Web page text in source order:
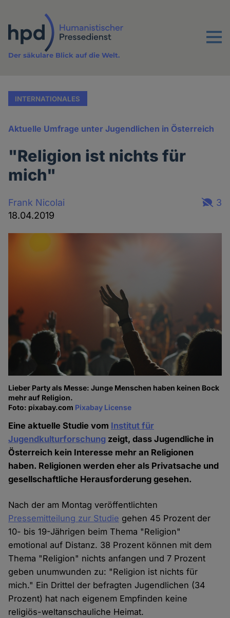
Inhalt
Menu
Der säkulare Blick auf die Welt.
INTERNATIONALES
Aktuelle Umfrage unter Jugendlichen in Österreich
"Religion ist nichts für
mich"
Frank Nicolai
18.04.2019
3
Lieber Party als Messe: Junge Menschen haben keinen Bock
mehr auf Religion.
Foto: pixabay.com Pixabay License
Eine aktuelle Studie vom Institut für
Jugendkulturforschung zeigt, dass Jugendliche in
Österreich kein Interesse mehr an Religionen
haben. Religionen werden eher als Privatsache und
gesellschaftliche Herausforderung gesehen.
Nach der am Montag veröffentlichten
Pressemitteilung zur Studie gehen 45 Prozent der
10- bis 19-Jährigen beim Thema "Religion"
emotional auf Distanz. 38 Prozent können mit dem
Thema "Religion" nichts anfangen und 7 Prozent
geben unumwunden zu: "Religion ist nichts für
mich." Ein Drittel der befragten Jugendlichen (34
Prozent) hat nach eigenem Empfinden keine
religiös-weltanschauliche Heimat.